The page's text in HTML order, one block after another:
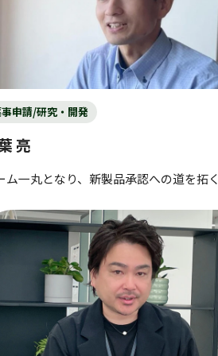
亮
申請/研究・開発
ム一丸となり、新製品承認への道を拓く